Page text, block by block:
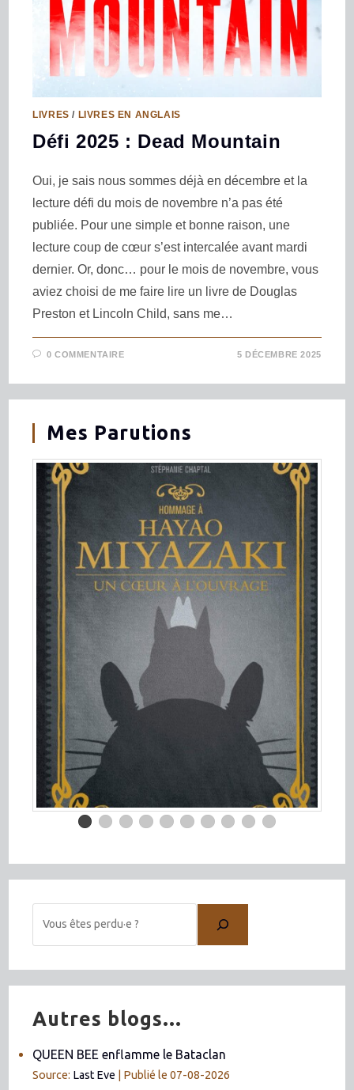
LIVRES / LIVRES EN ANGLAIS
Défi 2025 : Dead Mountain
Oui, je sais nous sommes déjà en décembre et la
lecture défi du mois de novembre n’a pas été
publiée. Pour une simple et bonne raison, une
lecture coup de cœur s’est intercalée avant mardi
dernier. Or, donc… pour le mois de novembre, vous
aviez choisi de me faire lire un livre de Douglas
Preston et Lincoln Child, sans me…
0 COMMENTAIRE 5 DÉCEMBRE 2025
Mes Parutions
Autres blogs...
QUEEN BEE enflamme le Bataclan
Source: Last Eve Publié le 07-08-2026